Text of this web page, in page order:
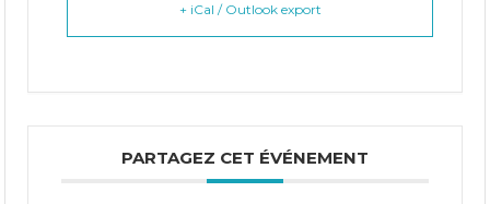
+ iCal / Outlook export
PARTAGEZ CET ÉVÉNEMENT